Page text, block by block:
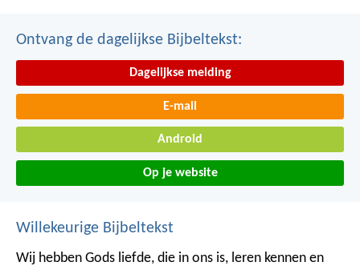
Ontvang de dagelijkse Bijbeltekst:
Dagelijkse melding
E-mail
Android
Op je website
Willekeurige Bijbeltekst
Wij hebben Gods liefde, die in ons is, leren kennen en